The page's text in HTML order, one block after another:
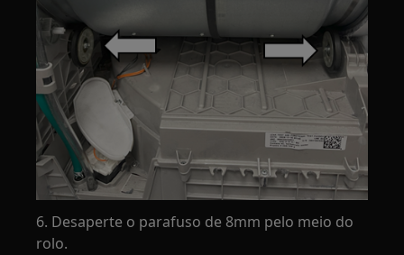
6. Desaperte o parafuso de 8mm pelo meio do
rolo.